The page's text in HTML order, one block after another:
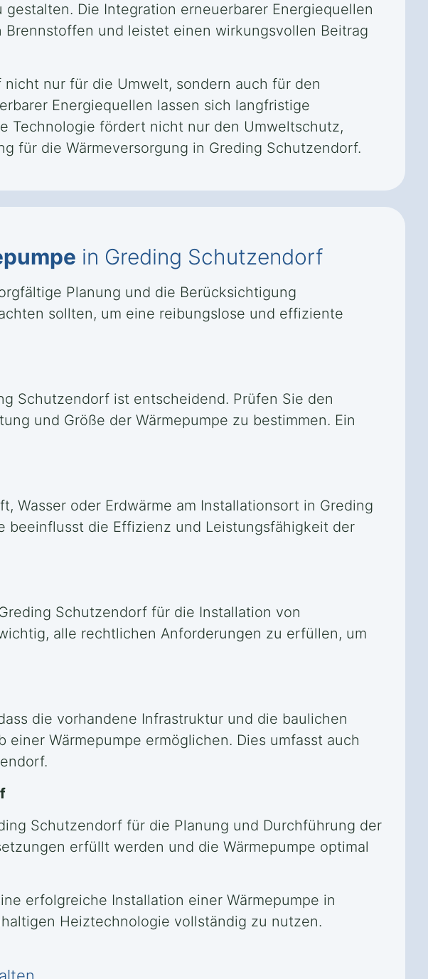
Die Integration erneuerbarer Energiequellen
und leistet einen wirkungsvollen Beitrag
nur für die Umwelt, sondern auch für den
Energiequellen lassen sich langfristige
Technologie fördert nicht nur den Umweltschutz,
für die Wärmeversorgung in Greding Schutzendorf.
in Greding Schutzendorf
Planung und die Berücksichtigung
sollten, um eine reibungslose und effiziente
Schutzendorf ist entscheidend. Prüfen Sie den
und Größe der Wärmepumpe zu bestimmen. Ein
Wasser oder Erdwärme am Installationsort in Greding
beeinflusst die Effizienz und Leistungsfähigkeit der
Schutzendorf für die Installation von
alle rechtlichen Anforderungen zu erfüllen, um
die vorhandene Infrastruktur und die baulichen
Wärmepumpe ermöglichen. Dies umfasst auch
Schutzendorf für die Planung und Durchführung der
erfüllt werden und die Wärmepumpe optimal
erfolgreiche Installation einer Wärmepumpe in
Heiztechnologie vollständig zu nutzen.